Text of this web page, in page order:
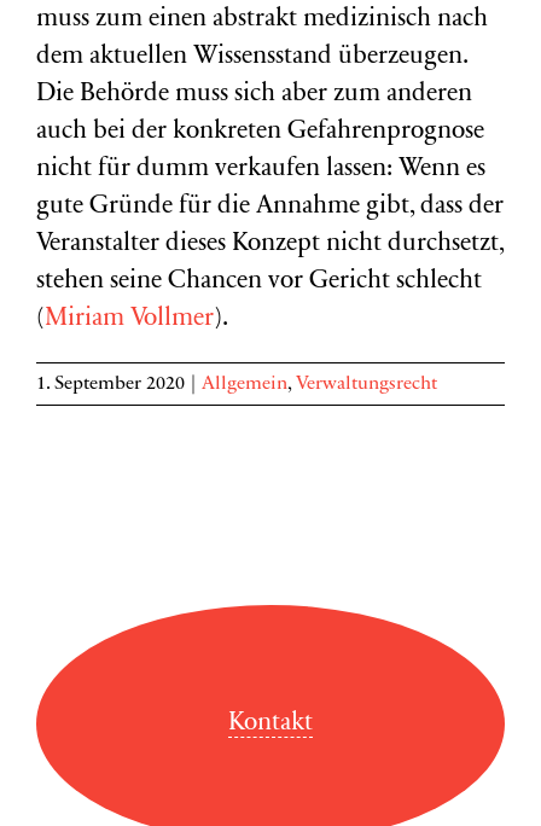
muss zum einen abstrakt medizinisch nach
dem aktuellen Wissensstand überzeugen.
Die Behörde muss sich aber zum anderen
auch bei der konkreten Gefahrenprognose
nicht für dumm verkaufen lassen: Wenn es
gute Gründe für die Annahme gibt, dass der
Veranstalter dieses Konzept nicht durchsetzt,
stehen seine Chancen vor Gericht schlecht
(Miriam Vollmer).
1. September 2020 Allgemein, Verwaltungsrecht
Kontakt